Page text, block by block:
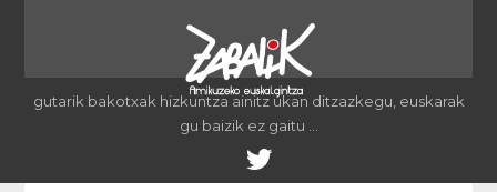
gutarik bakotxak hizkuntza ainitz ukan ditzazkegu, euskarak
gu baizik ez gaitu …